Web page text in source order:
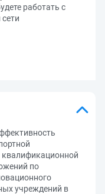
работать с
по
учреждений в